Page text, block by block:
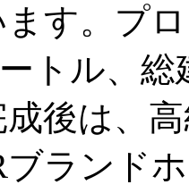
す。プ
トル、
成後は、
ランド